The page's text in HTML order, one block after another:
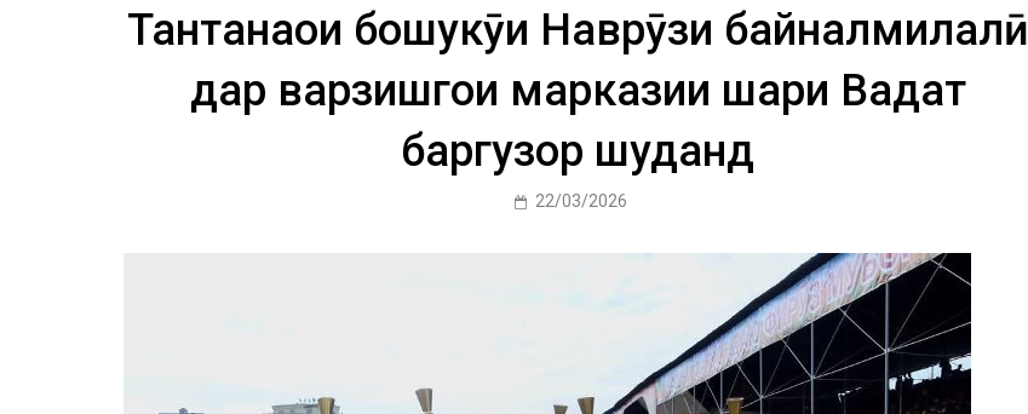
Тантанаҳои бошукӯҳи Наврӯзи байналмилалӣ
дар варзишгоҳи марказии шаҳри Ваҳдат
баргузор шуданд
22/03/2026